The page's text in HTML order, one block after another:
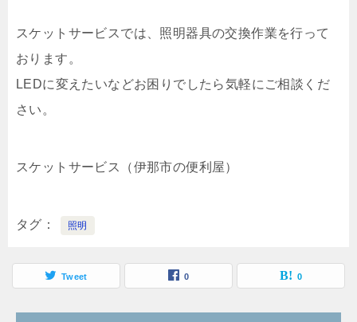
スケットサービスでは、照明器具の交換作業を行って
おります。
LEDに変えたいなどお困りでしたら気軽にご相談くだ
さい。
スケットサービス（伊那市の便利屋）
タグ 照明
Tweet 0 0